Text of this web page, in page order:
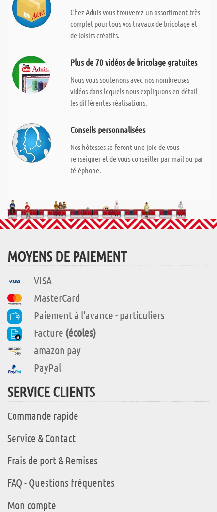
Chez Aduis vous trouverez un assortiment très
complet pour tous vos travaux de bricolage et
de loisirs créatifs.
Plus de 70 vidéos de bricolage gratuites
Nous vous soutenons avec nos nombreuses
vidéos dans lequels nous expliquons en détail
les différentes réalisations.
Conseils personnalisées
Nos hôtesses se feront une joie de vous
renseigner et de vous conseiller par mail ou par
téléphone.
MOYENS DE PAIEMENT
VISA
MasterCard
Paiement à l'avance - particuliers
Facture (écoles)
amazon pay
PayPal
SERVICE CLIENTS
Commande rapide
Service & Contact
Frais de port & Remises
FAQ - Questions fréquentes
Mon compte